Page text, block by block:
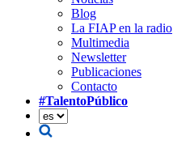
Blog
La FIAP en la radio
Multimedia
Newsletter
Publicaciones
Contacto
#TalentoPúblico